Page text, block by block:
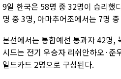
9일 한국은 58명 중 32명이 승리했
명 중 3명, 아마추어조에서는 7명
본선에서는 통합예선 통과자 42명,
시드는 전기 우승자 리쉬안하오·
일드카드 2명으로 구성된다.